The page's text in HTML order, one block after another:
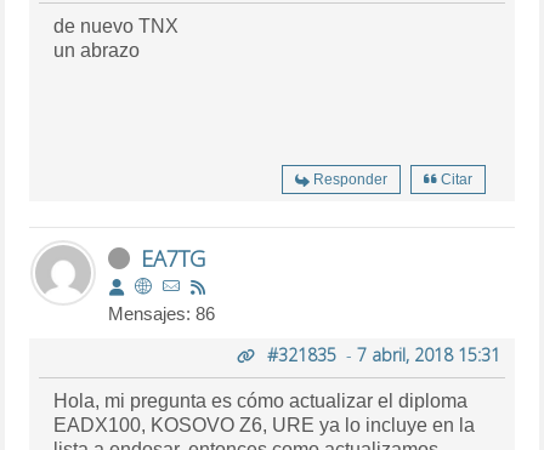
de nuevo TNX
un abrazo
Responder Citar
EA7TG
Mensajes: 86
#321835- 7 abril, 2018 15:31
Hola, mi pregunta es cómo actualizar el diploma
EADX100, KOSOVO Z6, URE ya lo incluye en la